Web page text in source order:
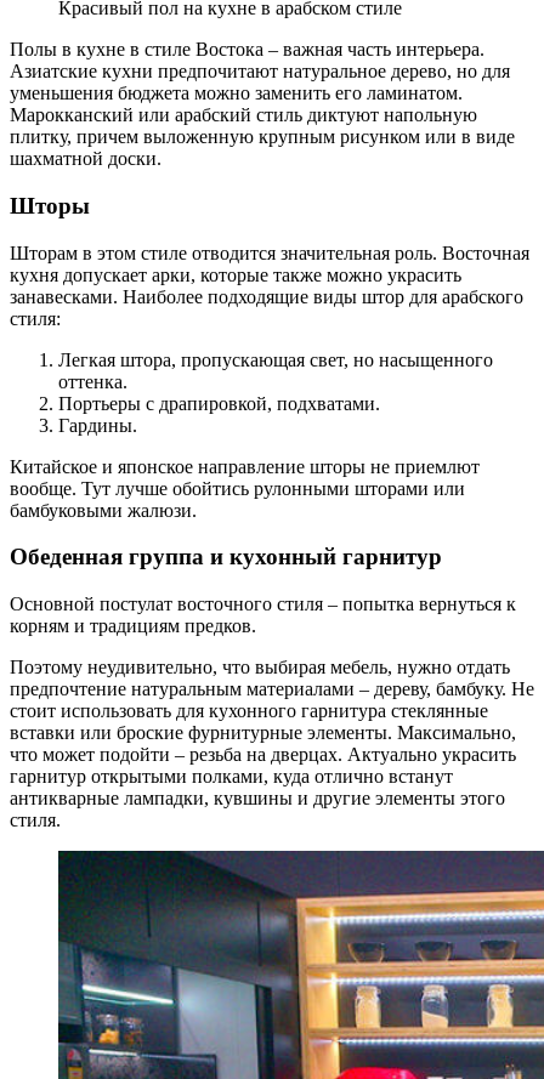
Красивый пол на кухне в арабском стиле
Полы в кухне в стиле Востока – важная часть интерьера.
Азиатские кухни предпочитают натуральное дерево, но для
уменьшения бюджета можно заменить его ламинатом.
Марокканский или арабский стиль диктуют напольную
плитку, причем выложенную крупным рисунком или в виде
шахматной доски.
Шторы
Шторам в этом стиле отводится значительная роль. Восточная
кухня допускает арки, которые также можно украсить
занавесками. Наиболее подходящие виды штор для арабского
стиля:
Легкая штора, пропускающая свет, но насыщенного
оттенка.
Портьеры с драпировкой, подхватами.
Гардины.
Китайское и японское направление шторы не приемлют
вообще. Тут лучше обойтись рулонными шторами или
бамбуковыми жалюзи.
Обеденная группа и кухонный гарнитур
Основной постулат восточного стиля – попытка вернуться к
корням и традициям предков.
Поэтому неудивительно, что выбирая мебель, нужно отдать
предпочтение натуральным материалами – дереву, бамбуку. Не
стоит использовать для кухонного гарнитура стеклянные
вставки или броские фурнитурные элементы. Максимально,
что может подойти – резьба на дверцах. Актуально украсить
гарнитур открытыми полками, куда отлично встанут
антикварные лампадки, кувшины и другие элементы этого
стиля.